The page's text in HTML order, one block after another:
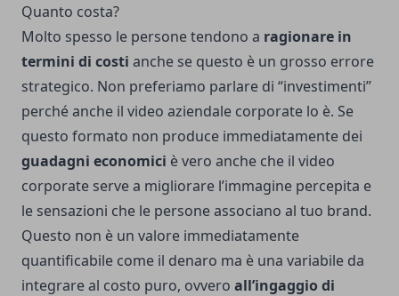
Quanto costa?
Molto spesso le persone tendono a ragionare in
termini di costi anche se questo è un grosso errore
strategico. Non preferiamo parlare di “investimenti”
perché anche il video aziendale corporate lo è. Se
questo formato non produce immediatamente dei
guadagni economici è vero anche che il video
corporate serve a migliorare l’immagine percepita e
le sensazioni che le persone associano al tuo brand.
Questo non è un valore immediatamente
quantificabile come il denaro ma è una variabile da
integrare al costo puro, ovvero all’ingaggio di